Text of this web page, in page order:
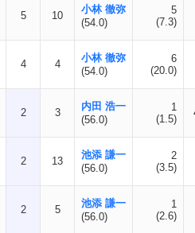
5 10
小林 徹弥
(54.0)
5
(7.3)
4 4
小林 徹弥
(54.0)
6
(20.0)
2 3
内田 浩一
(56.0)
1
(1.5)
2 13
池添 謙一
(56.0)
2
(3.5)
2 5
池添 謙一
(56.0)
1
(2.6)